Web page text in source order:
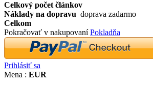
Celkový počet článkov
Náklady na dopravu doprava zadarmo
Celkom
Pokračovať v nakupovaníPokladňa
Prihlásiť sa
Mena : EUR